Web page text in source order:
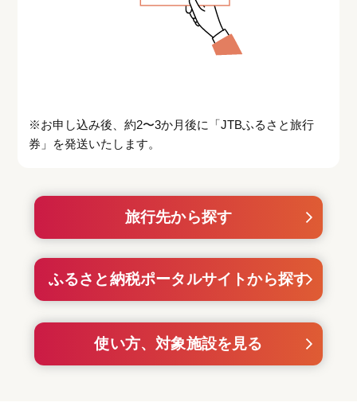
※お申し込み後、約2〜3か月後に「JTBふるさと旅行
券」を発送いたします。
旅行先から探す
ふるさと納税ポータルサイトから探す
使い方、対象施設を見る